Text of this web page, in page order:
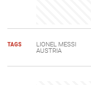
TAGS LIONEL MESSI
AUSTRIA